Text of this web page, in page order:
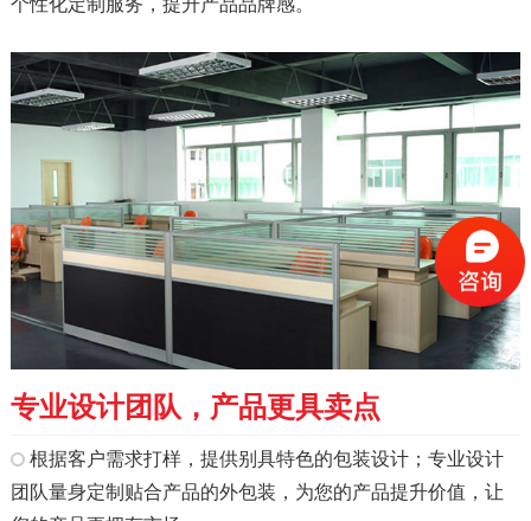
个性化定制服务，提升产品品牌感。
专业设计团队，产品更具卖点
根据客户需求打样，提供别具特色的包装设计；专业设计
团队量身定制贴合产品的外包装，为您的产品提升价值，让